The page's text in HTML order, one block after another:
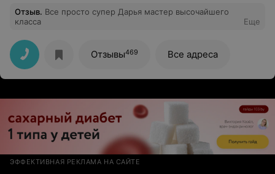
Отзыв. Все просто супер Дарья мастер высочайшего
класса
Еще
Отзывы469 Все адреса
ЭФФЕКТИВНАЯ РЕКЛАМА НА САЙТЕ